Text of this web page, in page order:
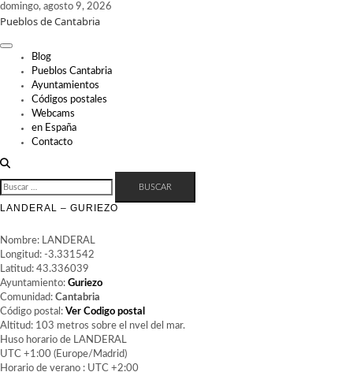
Skip
to
domingo, agosto 9, 2026
Pueblos de Cantabria
Blog
Pueblos Cantabria
Ayuntamientos
Códigos postales
Webcams
en España
Contacto
BUSCAR:
LANDERAL – GURIEZO
Nombre: LANDERAL
Longitud: -3.331542
Latitud: 43.336039
Ayuntamiento: Guriezo
Comunidad: Cantabria
Código postal: Ver Codigo postal
Altitud: 103 metros sobre el nvel del mar.
Huso horario de LANDERAL
UTC +1:00 (Europe/Madrid)
Horario de verano : UTC +2:00